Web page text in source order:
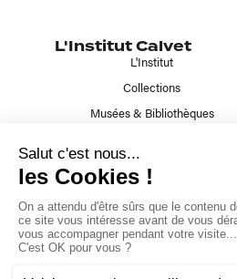
L'Institut Calvet
L'Institut
Collections
Musées & Bibliothèques
Liens utiles
Nous suivre